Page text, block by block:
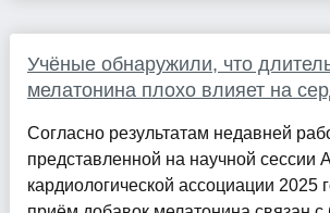
Учёные обнаружили, что
мелатонина плохо влияет на
Согласно результатам недавней
представленной на научной сессии
кардиологической ассоциации 2025